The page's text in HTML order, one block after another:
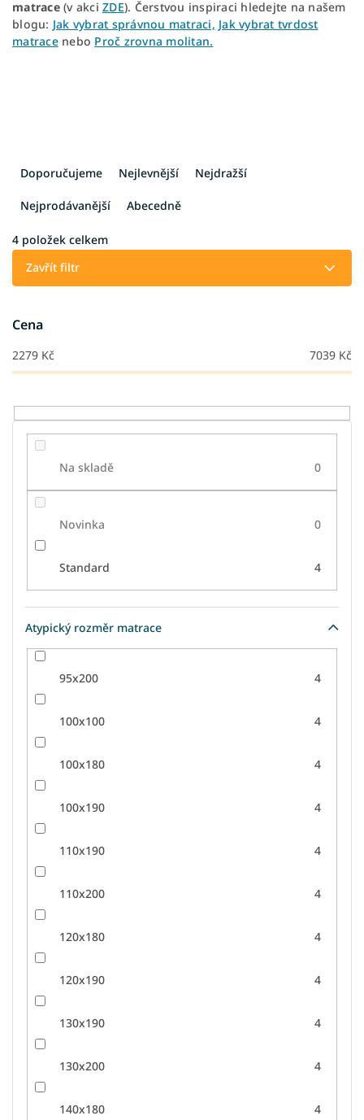
matrace(v akci ZDE). Čerstvou inspiraci hledejte na našem
blogu: Jak vybrat správnou matraci, Jak vybrat tvrdost
matracenebo Proč zrovna molitan.
í
u
k
t
Doporučujeme Nejlevnější Nejdražší
Nejprodávanější Abecedně
4 položek celkem
Zavřít filtr
Cena
2279 Kč 7039 Kč
Na skladě 0
Novinka 0
Standard 4
Atypický rozměr matrace
95x200 4
100x100 4
100x180 4
100x190 4
110x190 4
110x200 4
120x180 4
120x190 4
130x190 4
130x200 4
140x180 4